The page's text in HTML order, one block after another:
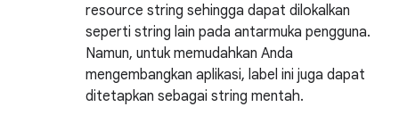
resource string sehingga dapat dilokalkan
seperti string lain pada antarmuka pengguna.
Namun, untuk memudahkan Anda
mengembangkan aplikasi, label ini juga dapat
ditetapkan sebagai string mentah.